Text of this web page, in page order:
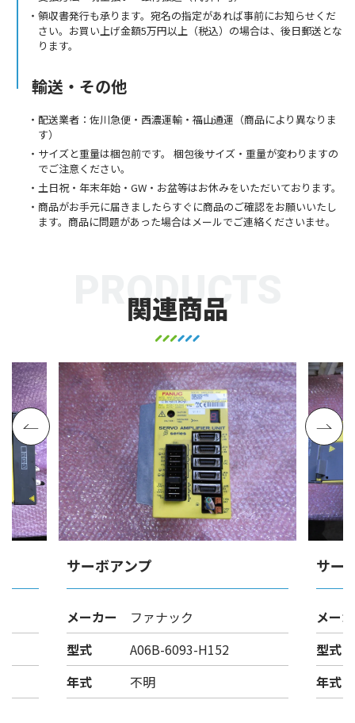
領収書発行も承ります。宛名の指定があれば事前にお知らせくだ
さい。お買い上げ金額5万円以上（税込）の場合は、後日郵送とな
ります。
輸送・その他
配送業者：佐川急便・西濃運輸・福山通運（商品により異なりま
す）
サイズと重量は梱包前です。 梱包後サイズ・重量が変わりますの
でご注意ください。
土日祝・年末年始・GW・お盆等はお休みをいただいております。
商品がお手元に届きましたらすぐに商品のご確認をお願いいたし
ます。商品に問題があった場合はメールでご連絡くださいませ。
関連商品
PRODUCTS
サーボアンプ
メーカー
ファナック
型式
A06B-6093-H152
年式
不明
サー
メー
型式
年式